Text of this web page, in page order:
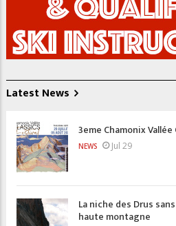
Latest News
3eme Chamonix
NEWS Jul 29
La niche des Drus
haute montagne